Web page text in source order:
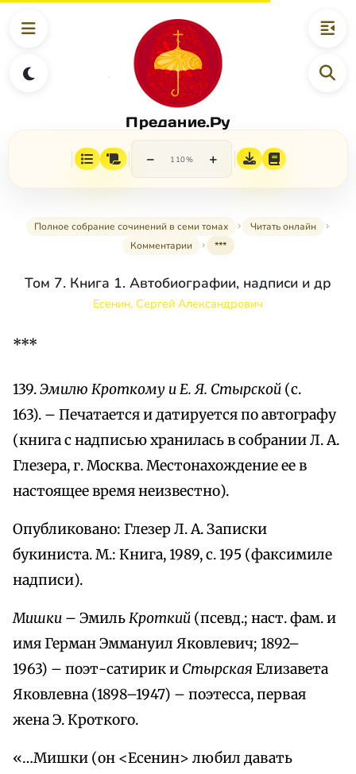
Предание.Ру
− 110% +
Полное собрание сочинений в семи томах
Читать онлайн
Комментарии
***
Том 7. Книга 1. Автобиографии, надписи и др
Есенин, Сергей Александрович
***
139.Эмилю Кроткому и Е. Я. Стырской (с.
163). – Печатается и датируется по автографу
(книга с надписью хранилась в собрании Л. А.
Глезера, г. Москва. Местонахождение ее в
настоящее время неизвестно).
Опубликовано: Глезер Л. А. Записки
букиниста. М.: Книга, 1989, с. 195 (факсимиле
надписи).
Мишки – ЭмильКроткий (псевд.; наст. фам. и
имя Герман Эммануил Яковлевич; 1892–
1963) – поэт-сатирик и Стырская Елизавета
Яковлевна (1898–1947) – поэтесса, первая
жена Э. Кроткого.
«…Мишки (он <Есенин> любил давать